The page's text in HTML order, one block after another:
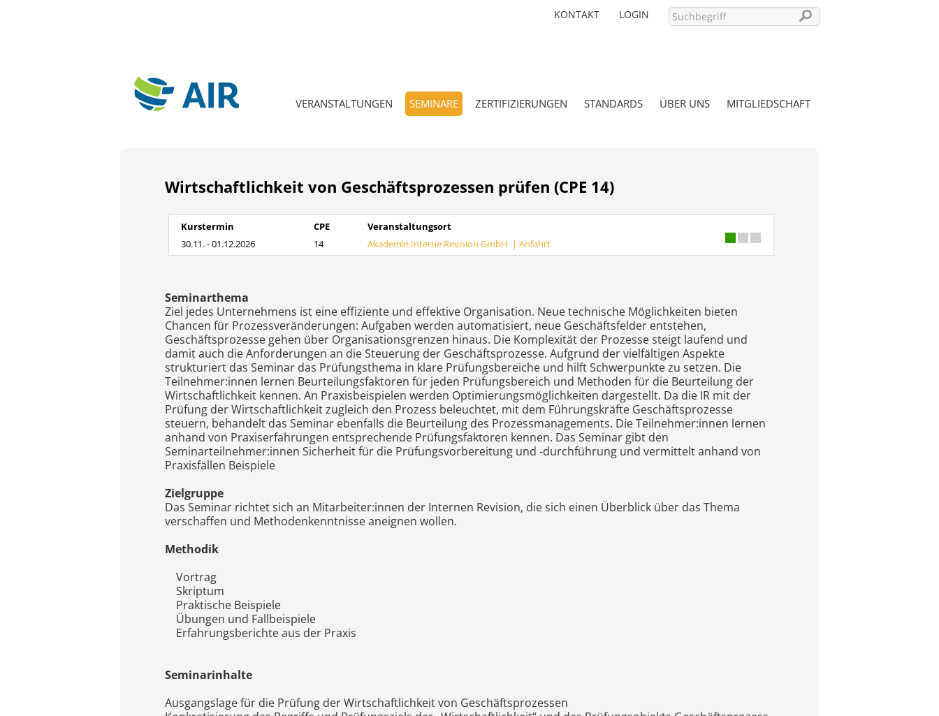
KONTAKT LOGIN
PASSWORT VERGESSEN?
VERANSTALTUNGEN SEMINARE ZERTIFIZIERUNGEN STANDARDS ÜBER UNS MITGLIEDSCHAFT
Wirtschaftlichkeit von Geschäftsprozessen prüfen (CPE 14)
Kurstermin CPE
Veranstaltungsort
30.11. - 01.12.2026
14 Akademie Interne Revision GmbH | Anfahrt
Seminarthema
Ziel jedes Unternehmens ist eine effiziente und effektive Organisation. Neue technische Möglichkeiten bieten
Chancen für Prozessveränderungen: Aufgaben werden automatisiert, neue Geschäftsfelder entstehen,
Geschäftsprozesse gehen über Organisationsgrenzen hinaus. Die Komplexität der Prozesse steigt laufend und
damit auch die Anforderungen an die Steuerung der Geschäftsprozesse. Aufgrund der vielfältigen Aspekte
strukturiert das Seminar das Prüfungsthema in klare Prüfungsbereiche und hilft Schwerpunkte zu setzen. Die
Teilnehmer:innen lernen Beurteilungsfaktoren für jeden Prüfungsbereich und Methoden für die Beurteilung der
Wirtschaftlichkeit kennen. An Praxisbeispielen werden Optimierungsmöglichkeiten dargestellt. Da die IR mit der
Prüfung der Wirtschaftlichkeit zugleich den Prozess beleuchtet, mit dem Führungskräfte Geschäftsprozesse
steuern, behandelt das Seminar ebenfalls die Beurteilung des Prozessmanagements. Die Teilnehmer:innen lernen
anhand von Praxiserfahrungen entsprechende Prüfungsfaktoren kennen. Das Seminar gibt den
Seminarteilnehmer:innen Sicherheit für die Prüfungsvorbereitung und -durchführung und vermittelt anhand von
Praxisfällen Beispiele
Zielgruppe
Das Seminar richtet sich an Mitarbeiter:innen der Internen Revision, die sich einen Überblick über das Thema
verschaffen und Methodenkenntnisse aneignen wollen.
Methodik
Vortrag
Skriptum
Praktische Beispiele
Übungen und Fallbeispiele
Erfahrungsberichte aus der Praxis
Seminarinhalte
Ausgangslage für die Prüfung der Wirtschaftlichkeit von Geschäftsprozessen